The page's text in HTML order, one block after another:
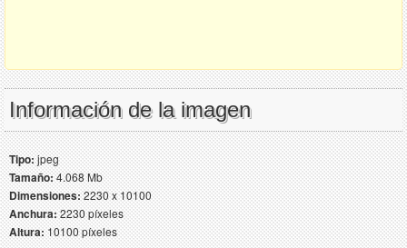
Información de la imagen
Tipo:jpeg
Tamaño:4.068 Mb
Dimensiones:2230 x 10100
Anchura:2230 píxeles
Altura:10100 píxeles